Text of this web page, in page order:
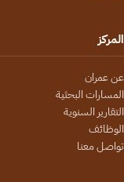
المركز
عن عمران
المسارات البحثية
التقارير السنوية
الوظائف
تواصل معنا